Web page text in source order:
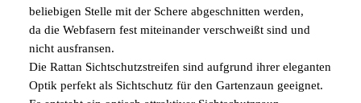
beliebigen Stelle mit der Schere abgeschnitten werden,
da die Webfasern fest miteinander verschweißt sind und
nicht ausfransen.
Die Rattan Sichtschutzstreifen sind aufgrund ihrer eleganten
Optik perfekt als Sichtschutz für den Gartenzaun geeignet.